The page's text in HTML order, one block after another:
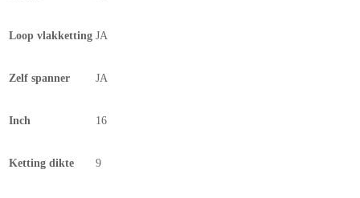
Loop vlakketting JA
Zelf spanner JA
Inch 16
Ketting dikte 9